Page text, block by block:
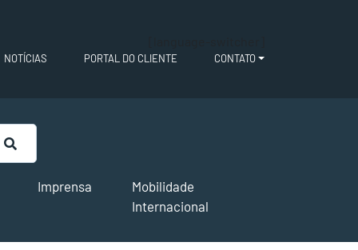
NOTÍCIAS PORTAL DO CLIENTE CONTATO
Imprensa
Mobilidade
Internacional